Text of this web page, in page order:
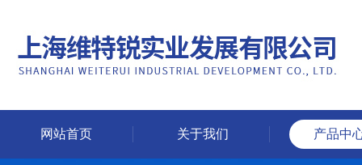
网站首页 关于我们 产品中